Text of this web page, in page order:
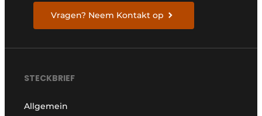
Vragen? Neem Kontakt op
STECKBRIEF
Allgemein